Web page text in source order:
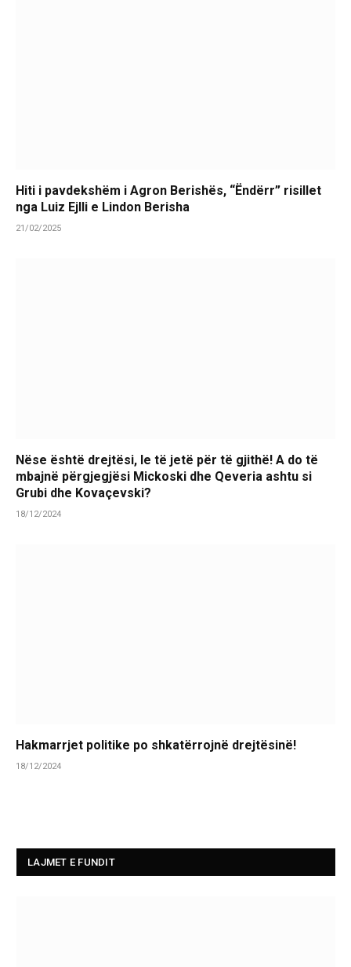
Hiti i pavdekshëm i Agron Berishës, “Ëndërr” risillet
nga Luiz Ejlli e Lindon Berisha
21/02/2025
Nëse është drejtësi, le të jetë për të gjithë! A do të
mbajnë përgjegjësi Mickoski dhe Qeveria ashtu si
Grubi dhe Kovaçevski?
18/12/2024
Hakmarrjet politike po shkatërrojnë drejtësinë!
18/12/2024
LAJMET E FUNDIT